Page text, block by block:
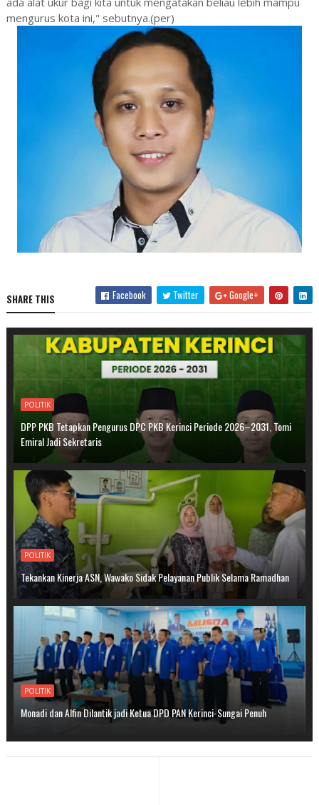
mengurus kota ini," sebutnya.(per)
SHARE THIS Facebook Twitter Google+
POLITIK
DPP PKB Tetapkan Pengurus DPC PKB Kerinci Periode 2026–2031, Tomi
Emiral Jadi Sekretaris
POLITIK
Tekankan Kinerja ASN, Wawako Sidak Pelayanan Publik Selama Ramadhan
POLITIK
Monadi dan Alfin Dilantik jadi Ketua DPD PAN Kerinci-Sungai Penuh